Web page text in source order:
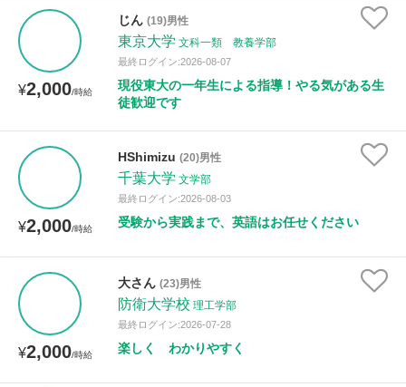
¥2,000/時給
じん (19)男性
東京大学 文科一類 教養学部
最終ログイン:2026-08-07
現役東大の一年生による指導！やる気がある生
徒歓迎です
¥2,000/時給
HShimizu (20)男性
千葉大学 文学部
最終ログイン:2026-08-03
受験から実践まで、英語はお任せください
¥2,000/時給
大さん (23)男性
防衛大学校 理工学部
最終ログイン:2026-07-28
楽しく わかりやすく